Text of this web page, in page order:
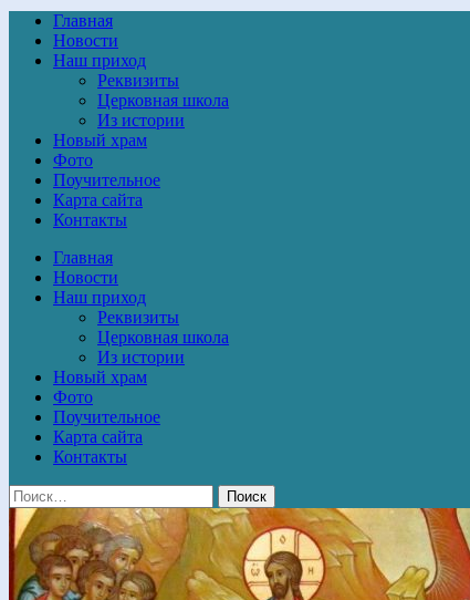
Главная
Новости
Наш приход
Реквизиты
Церковная школа
Из истории
Новый храм
Фото
Поучительное
Карта сайта
Контакты
Главная
Новости
Наш приход
Реквизиты
Церковная школа
Из истории
Новый храм
Фото
Поучительное
Карта сайта
Контакты